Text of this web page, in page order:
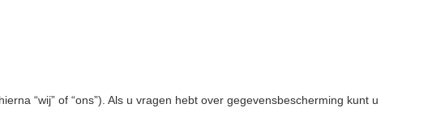
“wij” of “ons”). Als u vragen hebt over gegevensbescherming kunt u